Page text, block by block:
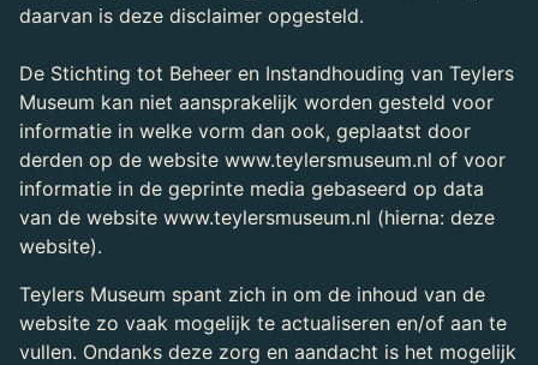
daarvan is deze disclaimer opgesteld.
De Stichting tot Beheer en Instandhouding van Teylers
Museum kan niet aansprakelijk worden gesteld voor
informatie in welke vorm dan ook, geplaatst door
derden op de website www.teylersmuseum.nl of voor
informatie in de geprinte media gebaseerd op data
van de website www.teylersmuseum.nl (hierna: deze
website).
Teylers Museum spant zich in om de inhoud van de
website zo vaak mogelijk te actualiseren en/of aan te
vullen. Ondanks deze zorg en aandacht is het mogelijk